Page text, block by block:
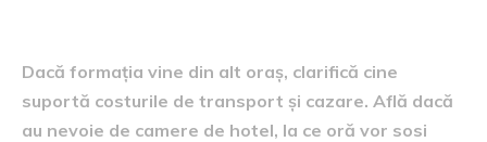
Dacă formația vine din alt oraș, clarifică cine
suportă costurile de transport și cazare. Află dacă
au nevoie de camere de hotel, la ce oră vor sosi